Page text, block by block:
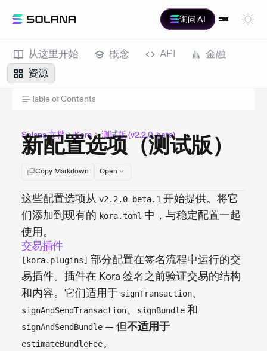
询问 AI
从这里开始 概念 API
金融
资源
Table of Contents
Solana 文档 Kora 测试版 (v2.2.0-beta)
新配置选项（测试版）
Copy Markdown Open
这些配置选项从 v2.2.0-beta.1 开始提供。将它
们添加到现有的 kora.toml 中，与稳定配置一起
使用。
交易插件
[kora.plugins] 部分配置在签名流程中运行的交
易插件。插件在 Kora 签名之前验证交易的结构
和内容。它们适用于 signTransaction、
signAndSendTransaction、 signBundle 和
signAndSendBundle — 但不适用于
estimateBundleFee。